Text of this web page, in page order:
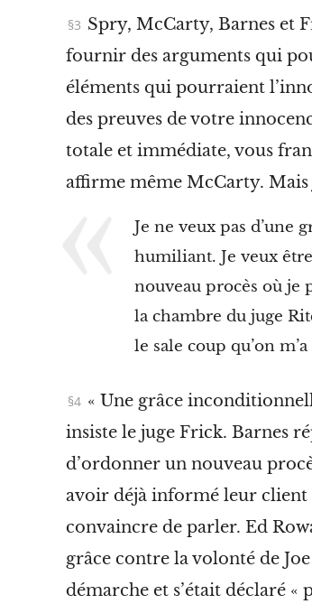
Spry, McCarty, Barnes et
fournir des arguments qui
éléments qui pourraient
des preuves de votre
totale et immédiate, vous
affirme même McCarty. Mais
Je ne veux pas d’une
humiliant. Je veux
nouveau procès où je
la chambre du juge
le sale coup qu’on
« Une grâce
insiste le juge Frick. Barnes
d’ordonner un nouveau
avoir déjà informé leur
convaincre de parler. Ed
grâce contre la volonté de
démarche et s’était déclaré